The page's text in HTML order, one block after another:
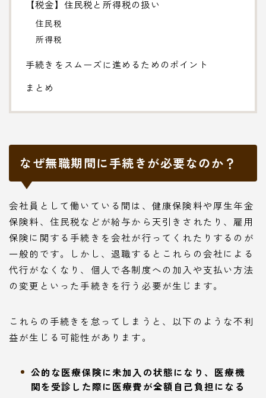
【税金】住民税と所得税の扱い
住民税
所得税
手続きをスムーズに進めるためのポイント
まとめ
なぜ無職期間に手続きが必要なのか？
会社員として働いている間は、健康保険料や厚生年金
保険料、住民税などが給与から天引きされたり、雇用
保険に関する手続きを会社が行ってくれたりするのが
一般的です。しかし、退職するとこれらの会社による
代行がなくなり、個人で各制度への加入や支払い方法
の変更といった手続きを行う必要が生じます。
これらの手続きを怠ってしまうと、以下のような不利
益が生じる可能性があります。
公的な医療保険に未加入の状態になり、医療機
関を受診した際に医療費が全額自己負担になる